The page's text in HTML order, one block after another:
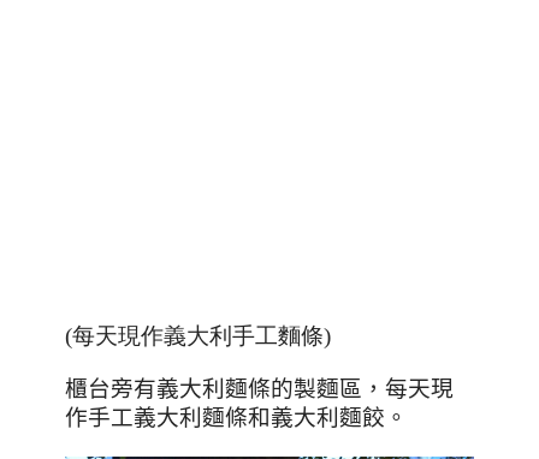
(每天現作義大利手工麵條)
櫃台旁有義大利麵條的製麵區，每天現
作手工義大利麵條和義大利麵餃。